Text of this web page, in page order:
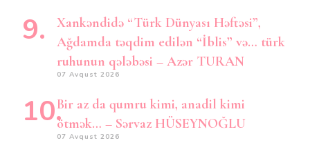
Xankəndidə “Türk Dünyası Həftəsi”,
Ağdamda təqdim edilən “İblis” və… türk
ruhunun qələbəsi – Azər TURAN
07 Avqust 2026
Bir az da qumru kimi, anadil kimi
ötmək… – Sərvaz HÜSEYNOĞLU
07 Avqust 2026